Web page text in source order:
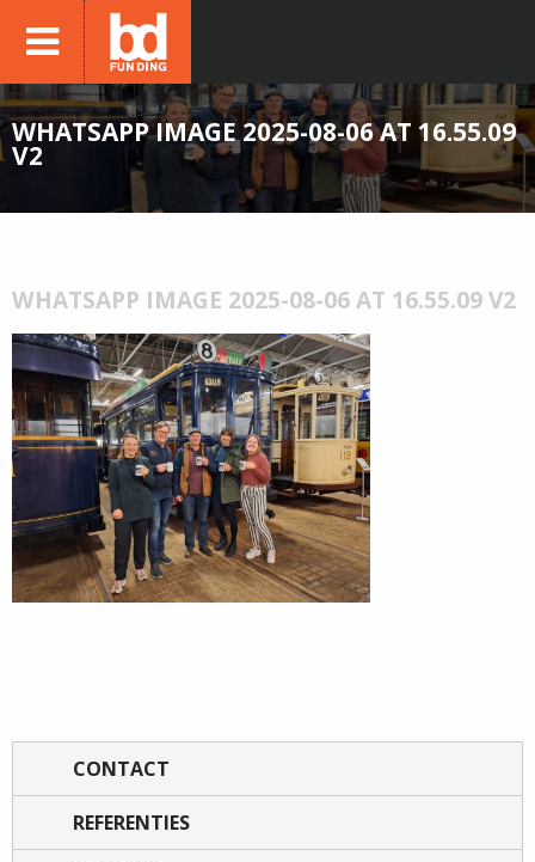
WHATSAPP IMAGE 2025-08-06 AT 16.55.09
V2
WHATSAPP IMAGE 2025-08-06 AT 16.55.09 V2
CONTACT
REFERENTIES